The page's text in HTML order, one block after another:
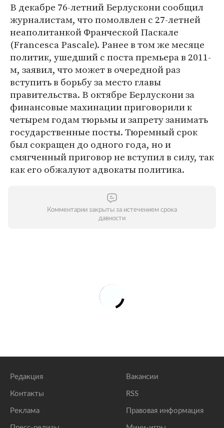
В декабре 76-летний Берлускони сообщил
журналистам, что помолвлен с 27-летней
неаполитанкой Франческой Паскале
(Francesca Pascale). Ранее в том же месяце
политик, ушедший с поста премьера в 2011-
м, заявил, что может в очередной раз
вступить в борьбу за место главы
правительства. В октябре Берлускони за
финансовые махинации приговорили к
четырем годам тюрьмы и запрету занимать
государственные посты. Тюремный срок
был сокращен до одного года, но и
смягченный приговор не вступил в силу, так
как его обжалуют адвокаты политика.
Комментарии закрыты за истечением срока
давности
Редакция
Контакты
Реклама
Вакансии
RSS
Правовая информация